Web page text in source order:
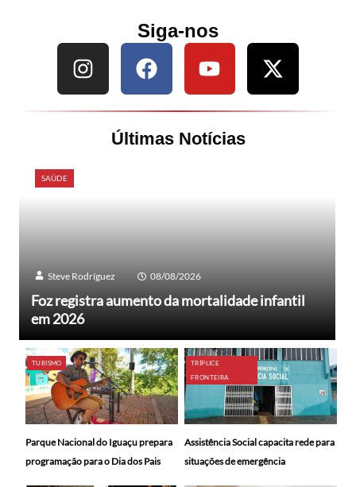
Siga-nos
Últimas Notícias
SAÚDE
Steve Rodríguez 08/08/2026
Foz registra aumento da mortalidade infantil
em 2026
TURISMO
Parque Nacional do Iguaçu prepara
programação para o Dia dos Pais
TRÍPLICE
FRONTEIRA
Assistência Social capacita rede para
situações de emergência